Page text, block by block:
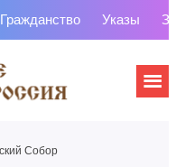
Гражданство Указы
Собор